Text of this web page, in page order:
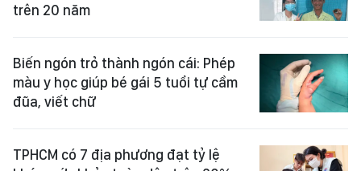
trên 20 năm
Biến ngón trỏ thành ngón cái: Phép
màu y học giúp bé gái 5 tuổi tự cầm
đũa, viết chữ
TPHCM có 7 địa phương đạt tỷ lệ